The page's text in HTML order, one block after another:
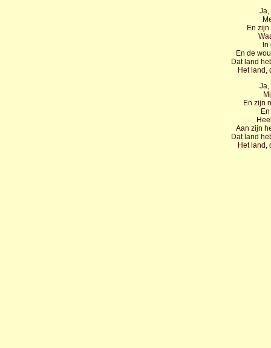
Ja,
En
En de
Dat land
Het land,
Ja,
En zijn
Aan zijn
Dat land
Het land,